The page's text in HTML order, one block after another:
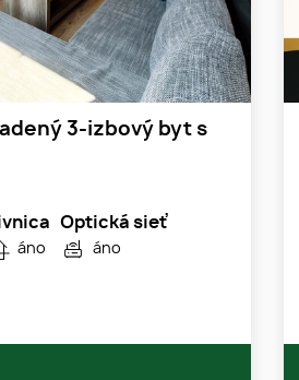
3-izbový byt s
áno
Optická sieť
áno